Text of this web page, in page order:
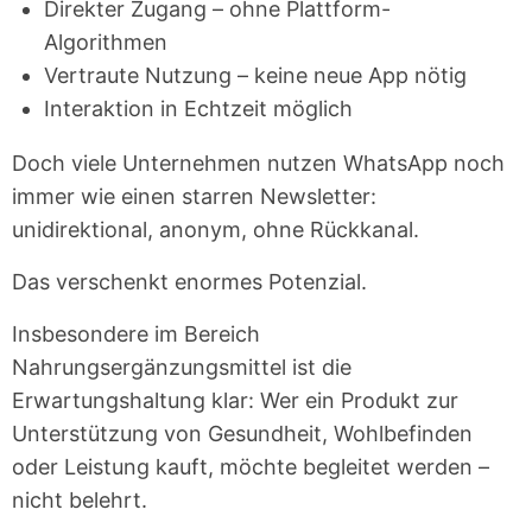
Direkter Zugang – ohne Plattform-
Algorithmen
Vertraute Nutzung – keine neue App nötig
Interaktion in Echtzeit möglich
Doch viele Unternehmen nutzen WhatsApp noch
immer wie einen starren Newsletter:
unidirektional, anonym, ohne Rückkanal.
Das verschenkt enormes Potenzial.
Insbesondere im Bereich
Nahrungsergänzungsmittel ist die
Erwartungshaltung klar: Wer ein Produkt zur
Unterstützung von Gesundheit, Wohlbefinden
oder Leistung kauft, möchte begleitet werden –
nicht belehrt.